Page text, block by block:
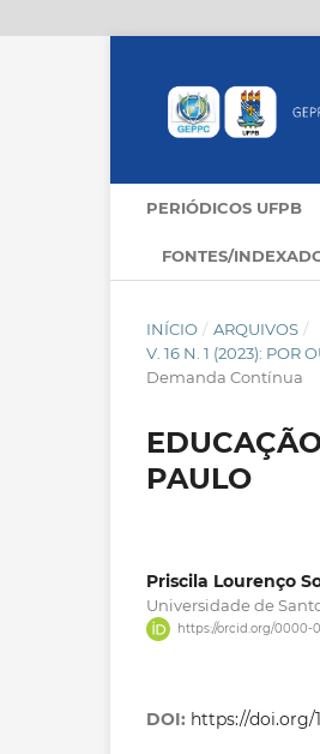
PERIÓDICOS UFPB
FONTES/
INÍCIO / ARQUIVOS /
V. 16 N. 1 (2023): POR
Demanda Contínua
PAULO
Priscila Lourenço
Universidade de
https://orcid.org/0000-
DOI: https://doi.org/